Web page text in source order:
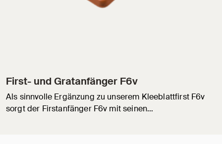
First- und Gratanfänger F6v
Als sinnvolle Ergänzung zu unserem Kleeblattfirst F6v
sorgt der Firstanfänger F6v mit seinen…